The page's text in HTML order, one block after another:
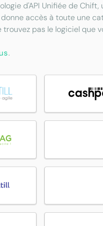
d'API Unifiée de Chift,
accès à toute une
trouvez pas le logiciel que
.